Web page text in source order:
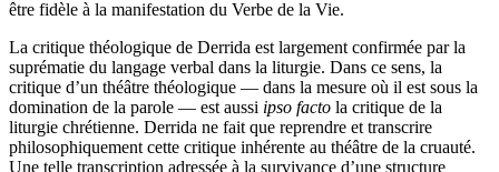
être fidèle à la manifestation du Verbe de la Vie.
La critique théologique de Derrida est largement confirmée par la
suprématie du langage verbal dans la liturgie. Dans ce sens, la
critique d’un théâtre théologique — dans la mesure où il est sous la
domination de la parole — est aussi ipso facto la critique de la
liturgie chrétienne. Derrida ne fait que reprendre et transcrire
philosophiquement cette critique inhérente au théâtre de la cruauté.
Une telle transcription adressée à la survivance d’une structure